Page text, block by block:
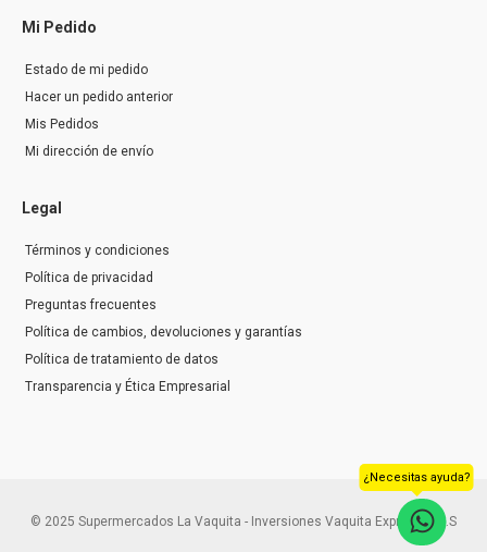
Mi Pedido
Estado de mi pedido
Hacer un pedido anterior
Mis Pedidos
Mi dirección de envío
Legal
Términos y condiciones
Política de privacidad
Preguntas frecuentes
Política de cambios, devoluciones y garantías
Política de tratamiento de datos
Transparencia y Ética Empresarial
© 2025 Supermercados La Vaquita - Inversiones Vaquita Express S.A.S
¿Necesitas ayuda?